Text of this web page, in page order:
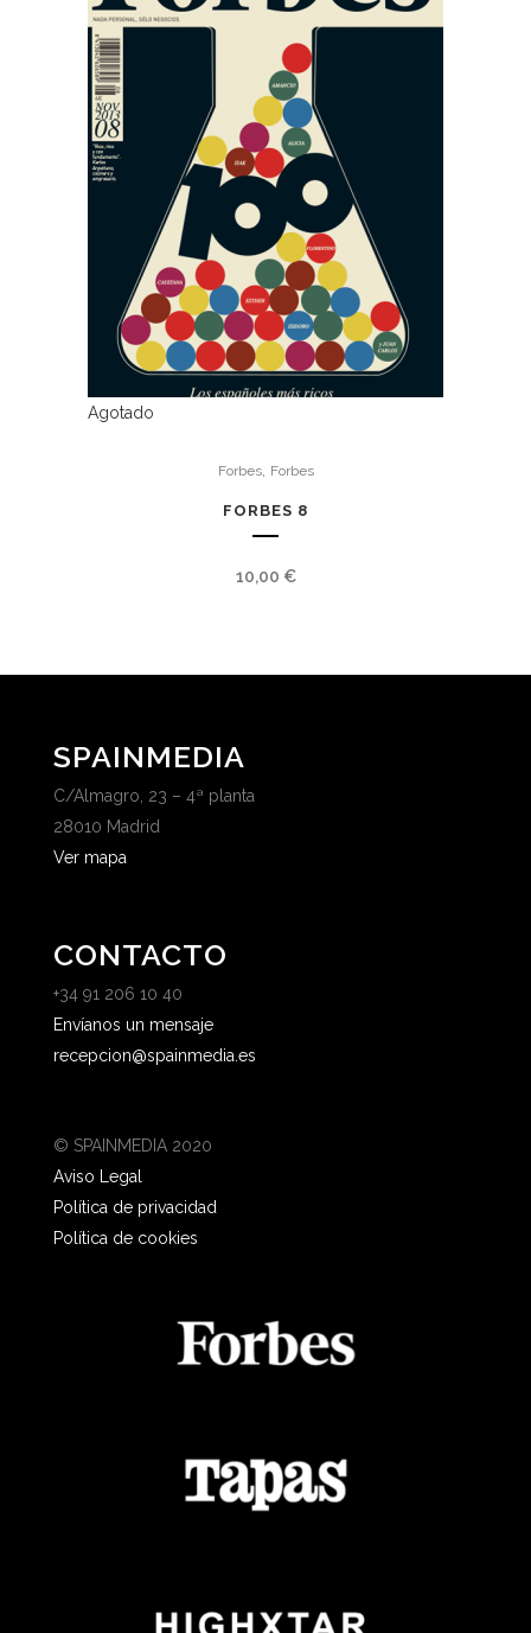
Agotado
Forbes, Forbes
FORBES 8
10,00 €
SPAINMEDIA
C/Almagro, 23 – 4ª planta
28010 Madrid
Ver mapa
CONTACTO
+34 91 206 10 40
Envíanos un mensaje
recepcion@spainmedia.es
© SPAINMEDIA 2020
Aviso Legal
Política de privacidad
Política de cookies